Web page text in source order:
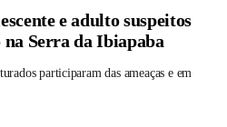
e adulto suspeitos
na Serra da Ibiapaba
participaram das ameaças e em